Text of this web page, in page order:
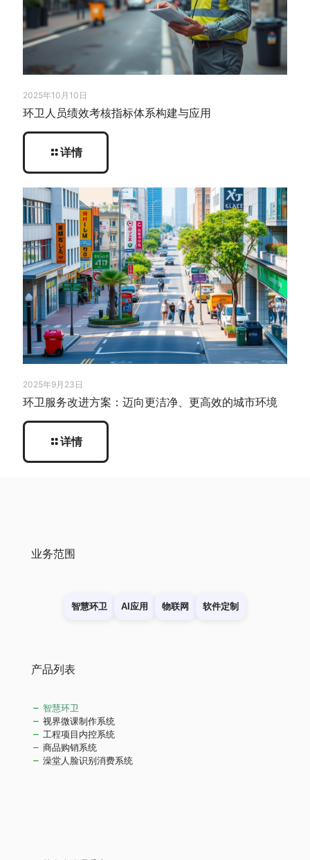
2025年10月10日
环卫人员绩效考核指标体系构建与应用
详情
2025年9月23日
环卫服务改进方案：迈向更洁净、更高效的城市环境
详情
业务范围
智慧环卫 AI应用 物联网 软件定制
产品列表
智慧环卫
视界微课制作系统
工程项目内控系统
商品购销系统
澡堂人脸识别消费系统